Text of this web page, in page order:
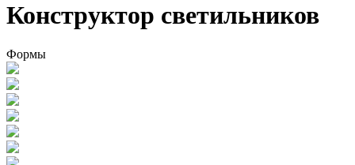
Конструктор светильников
Формы